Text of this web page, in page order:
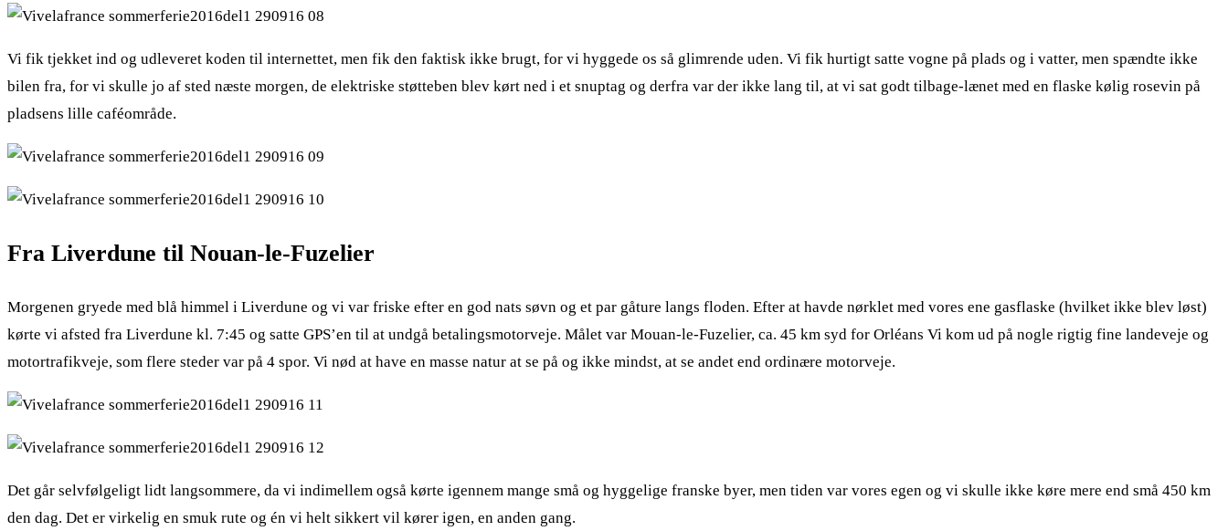
Vi fik tjekket ind og udleveret koden til internettet, men fik den faktisk ikke brugt, for vi hyggede os så glimrende uden. Vi fik hurtigt satte vogne på plads og i vatter, men spændte ikke
bilen fra, for vi skulle jo af sted næste morgen, de elektriske støtteben blev kørt ned i et snuptag og derfra var der ikke lang til, at vi sat godt tilbage-lænet med en flaske kølig rosevin på
pladsens lille caféområde.
Fra Liverdune til Nouan-le-Fuzelier
Morgenen gryede med blå himmel i Liverdune og vi var friske efter en god nats søvn og et par gåture langs floden. Efter at havde nørklet med vores ene gasflaske (hvilket ikke blev løst)
kørte vi afsted fra Liverdune kl. 7:45 og satte GPS’en til at undgå betalingsmotorveje. Målet var Mouan-le-Fuzelier, ca. 45 km syd for Orléans Vi kom ud på nogle rigtig fine landeveje og
motortrafikveje, som flere steder var på 4 spor. Vi nød at have en masse natur at se på og ikke mindst, at se andet end ordinære motorveje.
Det går selvfølgeligt lidt langsommere, da vi indimellem også kørte igennem mange små og hyggelige franske byer, men tiden var vores egen og vi skulle ikke køre mere end små 450 km
den dag. Det er virkelig en smuk rute og én vi helt sikkert vil kører igen, en anden gang.